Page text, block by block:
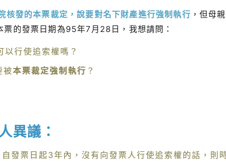
核發的本票裁定，說要對名下財產進行強制執行 ，但母
的發票日期為95年7月28日，我想請問：
行使追索權嗎？
被本票裁定強制執行 ？
異議：
發票日起3年內，沒有向發票人行使追索權的話，則